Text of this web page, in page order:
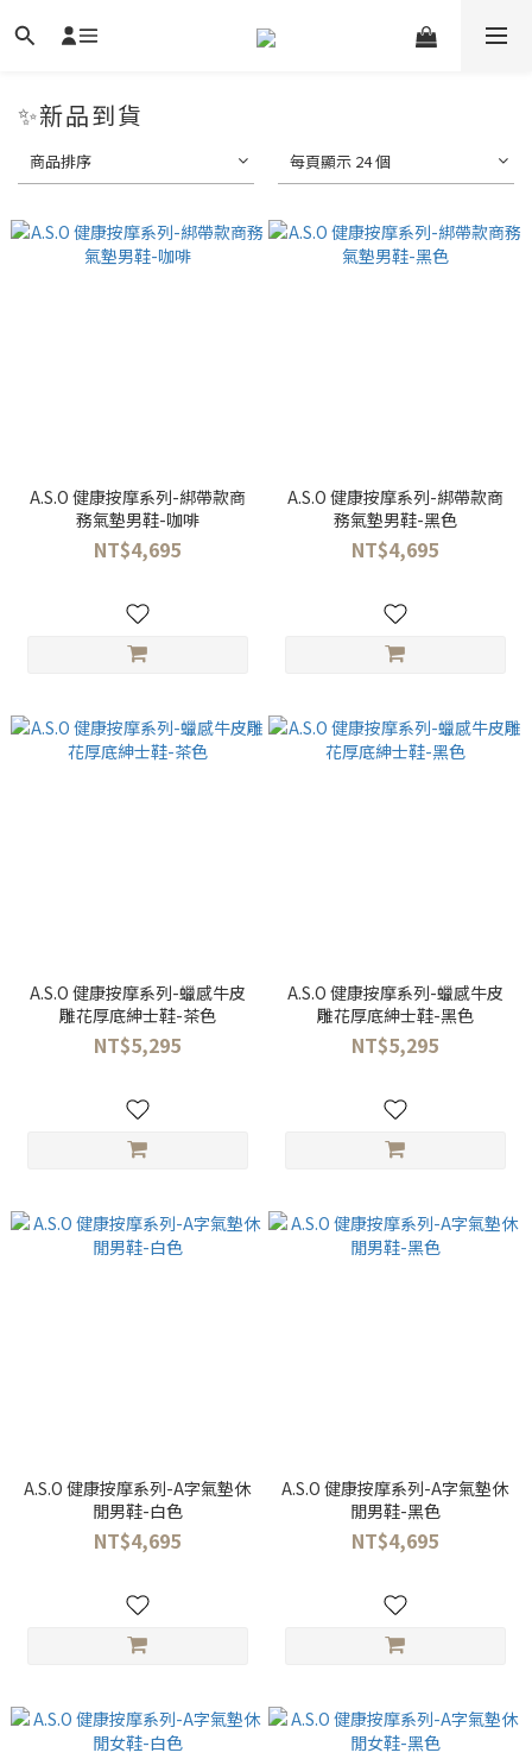
✨新品到貨
商品排序 每頁顯示 24 個
A.S.O 健康按摩系列-綁帶款商
務氣墊男鞋-咖啡
NT$4,695
A.S.O 健康按摩系列-綁帶款商
務氣墊男鞋-黑色
NT$4,695
A.S.O 健康按摩系列-蠟感牛皮
雕花厚底紳士鞋-茶色
NT$5,295
A.S.O 健康按摩系列-蠟感牛皮
雕花厚底紳士鞋-黑色
NT$5,295
A.S.O 健康按摩系列-A字氣墊休
閒男鞋-白色
NT$4,695
A.S.O 健康按摩系列-A字氣墊休
閒男鞋-黑色
NT$4,695